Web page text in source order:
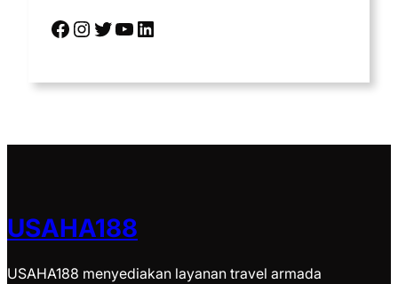
Facebook Instagram Twitter YouTube LinkedIn
USAHA188
USAHA188 menyediakan layanan travel armada